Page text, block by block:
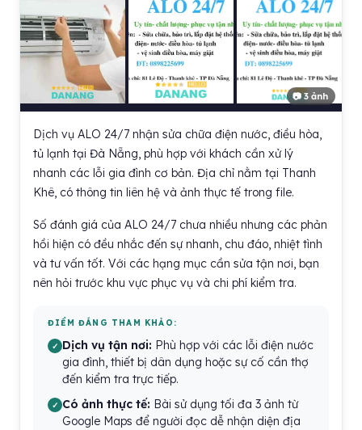
📷 3 ảnh
Dịch vụ ALO 24/7 nhận sửa chữa điện nước, điều hòa,
tủ lạnh tại Đà Nẵng, phù hợp với khách cần xử lý
nhanh các lỗi gia đình cơ bản. Địa chỉ nằm tại Thanh
Khê, có thông tin liên hệ và ảnh thực tế trong file.
Số đánh giá của ALO 24/7 chưa nhiều nhưng các phản
hồi hiện có đều nhắc đến sự nhanh, chu đáo, nhiệt tình
và tư vấn tốt. Với các hạng mục cần sửa tận nơi, bạn
nên hỏi trước khu vực phục vụ và chi phí kiểm tra.
ĐIỂM ĐÁNG THAM KHẢO:
Dịch vụ tận nơi: Phù hợp với các lỗi điện nước
gia đình, thiết bị dân dụng hoặc sự cố cần thợ
đến kiểm tra trực tiếp.
Có ảnh thực tế: Bài sử dụng tối đa 3 ảnh từ
Google Maps để người đọc dễ nhận diện địa